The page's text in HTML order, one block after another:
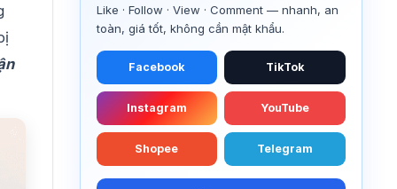
Like · Follow · View · Comment — nhanh, an
toàn, giá tốt, không cần mật khẩu.
Facebook TikTok
Instagram YouTube
Shopee Telegram